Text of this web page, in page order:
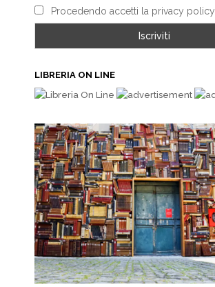
Procedendo accetti la privacy policy
LIBRERIA ON LINE